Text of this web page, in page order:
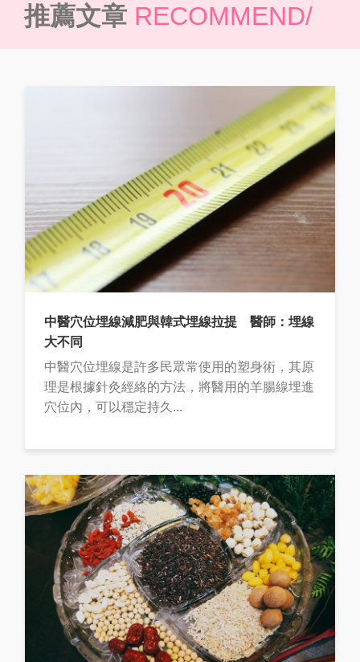
推薦文章 RECOMMEND/
中醫穴位埋線減肥與韓式埋線拉提 醫師：埋線
大不同
中醫穴位埋線是許多民眾常使用的塑身術，其原
理是根據針灸經絡的方法，將醫用的羊腸線埋進
穴位內，可以穩定持久...